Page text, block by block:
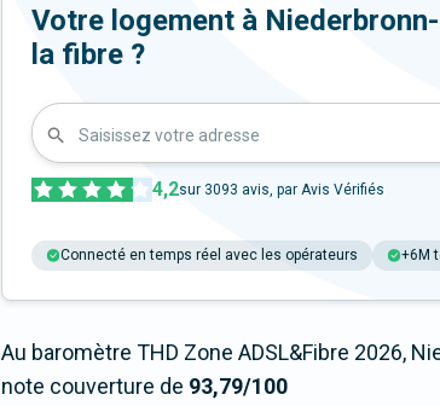
Votre logement à
la fibre ?
Saisissez votre adresse
4,2sur 3093 avis, par Avis Vérifiés
Connecté en temps réel avec les opérateurs +6M
Au baromètre THD Zone ADSL&Fibre 2026,
note couverture de 93,79/100